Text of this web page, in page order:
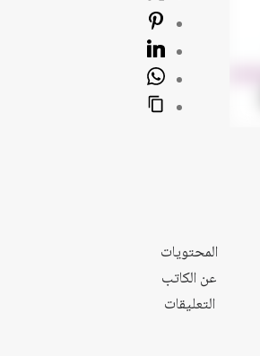
المحتويات
عن الكاتب
التعليقات